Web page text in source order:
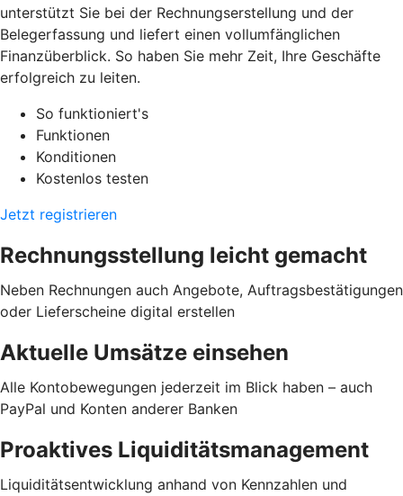
unterstützt Sie bei der Rechnungserstellung und der
Belegerfassung und liefert einen vollumfänglichen
Finanzüberblick. So haben Sie mehr Zeit, Ihre Geschäfte
erfolgreich zu leiten.
So funktioniert's
Funktionen
Konditionen
Kostenlos testen
Jetzt registrieren
Rechnungsstellung leicht gemacht
Neben Rechnungen auch Angebote, Auftragsbestätigungen
oder Lieferscheine digital erstellen
Aktuelle Umsätze einsehen
Alle Kontobewegungen jederzeit im Blick haben – auch
PayPal und Konten anderer Banken
Proaktives Liquiditätsmanagement
Liquiditätsentwicklung anhand von Kennzahlen und